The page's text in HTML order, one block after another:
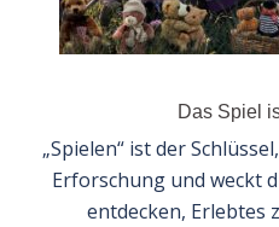
Das Spiel
„Spielen“ ist der
Erforschung und weckt
entdecken, Erlebtes